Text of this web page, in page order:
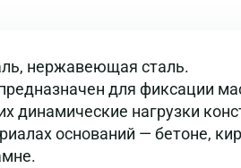
нержавеющая сталь.
для фиксации
динамические нагрузки
оснований — бетоне,